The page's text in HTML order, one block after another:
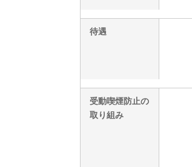
待遇
受動喫煙防止の
取り組み